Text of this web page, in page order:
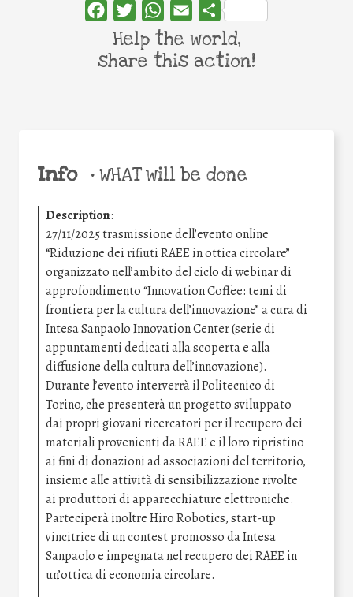
Info •WHAT will be done
Description:
27/11/2025 trasmissione dell’evento online
“Riduzione dei rifiuti RAEE in ottica circolare”
organizzato nell’ambito del ciclo di webinar di
approfondimento “Innovation Coffee: temi di
frontiera per la cultura dell’innovazione” a cura di
Intesa Sanpaolo Innovation Center (serie di
appuntamenti dedicati alla scoperta e alla
diffusione della cultura dell’innovazione).
Durante l’evento interverrà il Politecnico di
Torino, che presenterà un progetto sviluppato
dai propri giovani ricercatori per il recupero dei
materiali provenienti da RAEE e il loro ripristino
ai fini di donazioni ad associazioni del territorio,
insieme alle attività di sensibilizzazione rivolte
ai produttori di apparecchiature elettroniche.
Parteciperà inoltre Hiro Robotics, start-up
vincitrice di un contest promosso da Intesa
Sanpaolo e impegnata nel recupero dei RAEE in
un’ottica di economia circolare.
FacebookTwitterWhatsApp
Email Share
Help the world,
share this action!